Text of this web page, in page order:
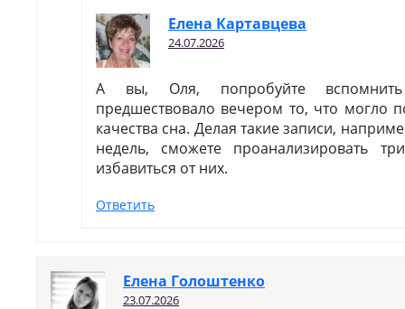
Елена Картавцева
24.07.2026
А вы, Оля, попробуйте
предшествовало вечером то, что могло
качества сна. Делая такие записи,
недель, сможете проанализировать
избавиться от них.
Ответить
Елена Голоштенко
23.07.2026